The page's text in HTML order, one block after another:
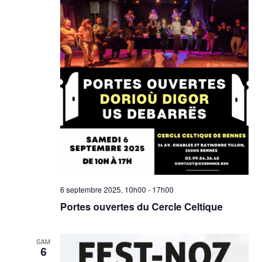
6 septembre 2025, 10h00 - 17h00
Portes ouvertes du Cercle Celtique
SAM
6